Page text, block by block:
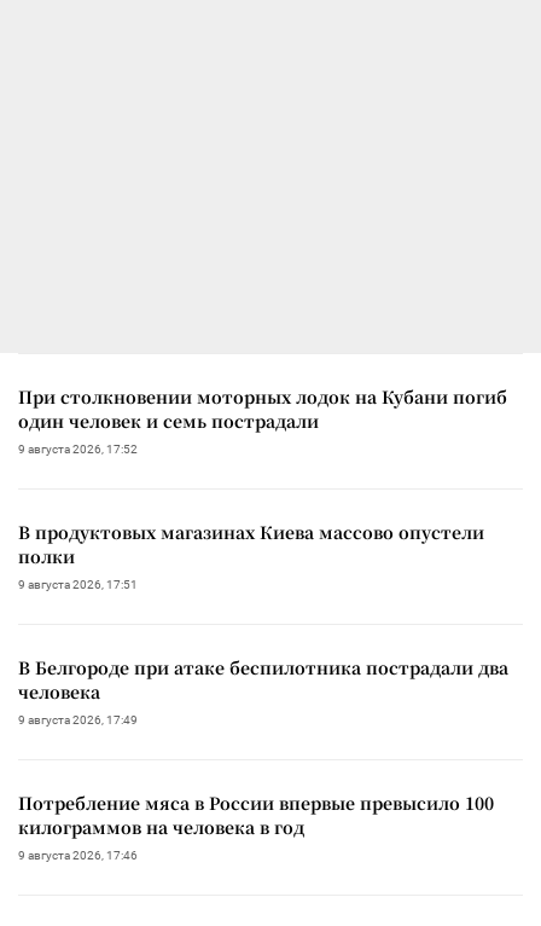
При столкновении моторных лодок на Кубани погиб
один человек и семь пострадали
9 августа 2026, 17:52
В продуктовых магазинах Киева массово опустели
полки
9 августа 2026, 17:51
В Белгороде при атаке беспилотника пострадали два
человека
9 августа 2026, 17:49
Потребление мяса в России впервые превысило 100
килограммов на человека в год
9 августа 2026, 17:46